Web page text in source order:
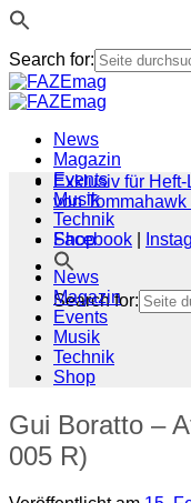
Search for:
Zum
Inhalt
News
Magazin
Events
Musik
Technik
Shop
Search for:
Exklusiv für
von Tommahawk
Facebook
News
Magazin
Events
Musik
Technik
Shop
Gui Boratto –
005 R)